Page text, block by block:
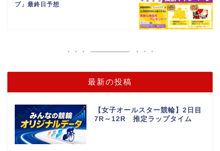
プ」最終日予想
最新の投稿
【女子オールスター競輪】2日目
7R～12R 推定ラップタイム